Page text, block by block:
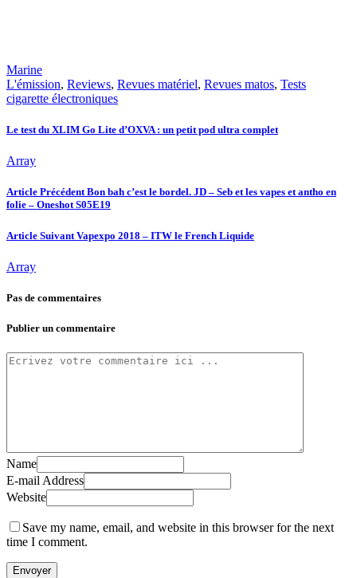
Marine
L'émission, Reviews, Revues matériel, Revues matos, Tests
cigarette électroniques
Le test du XLIM Go Lite d’OXVA : un petit pod ultra complet
Array
Article PrécédentBon bah c’est le bordel. JD – Seb et les vapes et antho en
folie – Oneshot S05E19
Article Suivant Vapexpo 2018 – ITW le French Liquide
Array
Pas de commentaires
Publier un commentaire
Name
E-mail Address
Website
Save my name, email, and website in this browser for the next
time I comment.
Envoyer